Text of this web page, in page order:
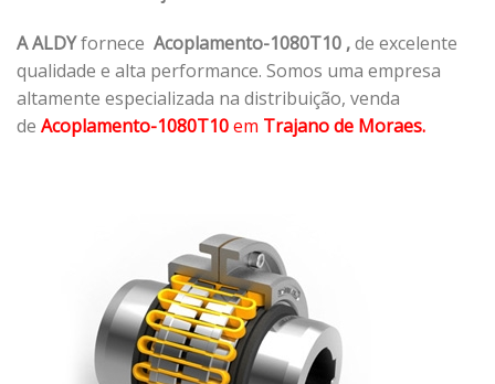
A ALDYfornece Acoplamento-1080T10 ,de excelente
qualidade e alta performance. Somos uma empresa
altamente especializada na distribuição, venda
de Acoplamento-1080T10em Trajano de Moraes.